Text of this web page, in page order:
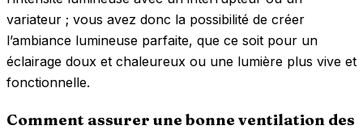
variateur ; vous avez donc la possibilité de créer
l’ambiance lumineuse parfaite, que ce soit pour un
éclairage doux et chaleureux ou une lumière plus vive et
fonctionnelle.
Comment assurer une bonne ventilation des